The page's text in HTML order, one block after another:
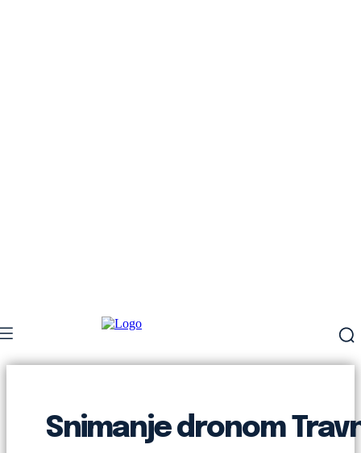
Snimanje dronom